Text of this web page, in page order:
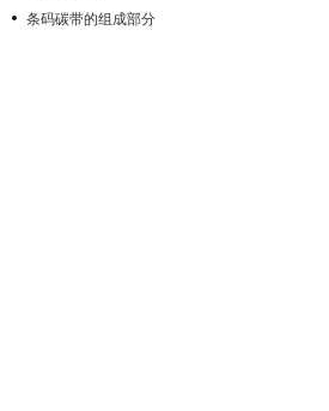
条码碳带的组成部分